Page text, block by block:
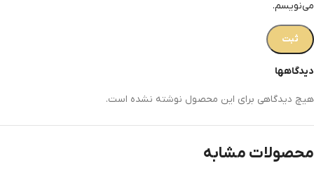
دیدگاهها
هیچ دیدگاهی برای این محصول نوشته نشده است.
می‌نویسم.
محصولات مشابه